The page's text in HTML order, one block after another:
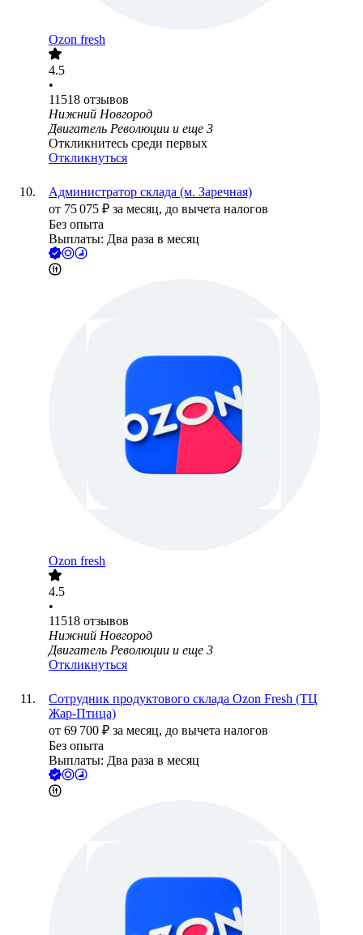
Ozon fresh
4.5
•
11518 отзывов
Нижний Новгород
Двигатель Революции и еще 3
Откликнитесь среди первых
Откликнуться
Администратор склада (м. Заречная)
от 75 075 ₽ за месяц, до вычета налогов
Без опыта
Выплаты: Два раза в месяц
Ozon fresh
4.5
•
11518 отзывов
Нижний Новгород
Двигатель Революции и еще 3
Откликнуться
Сотрудник продуктового склада Ozon Fresh (ТЦ
Жар-Птица)
от 69 700 ₽ за месяц, до вычета налогов
Без опыта
Выплаты: Два раза в месяц